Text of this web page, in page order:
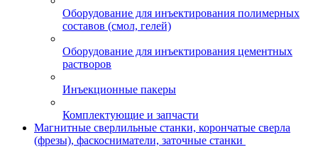
Оборудование для инъектирования полимерных
составов (смол, гелей)
Оборудование для инъектирования цементных
растворов
Инъекционные пакеры
Комплектующие и запчасти
Магнитные сверлильные станки, корончатые сверла
(фрезы), фаскосниматели, заточные станки